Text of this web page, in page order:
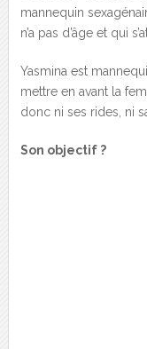
mannequin
n’a pas d’âge et qui
Yasmina est
mettre en avant la
donc ni ses rides, ni
Son objectif ?